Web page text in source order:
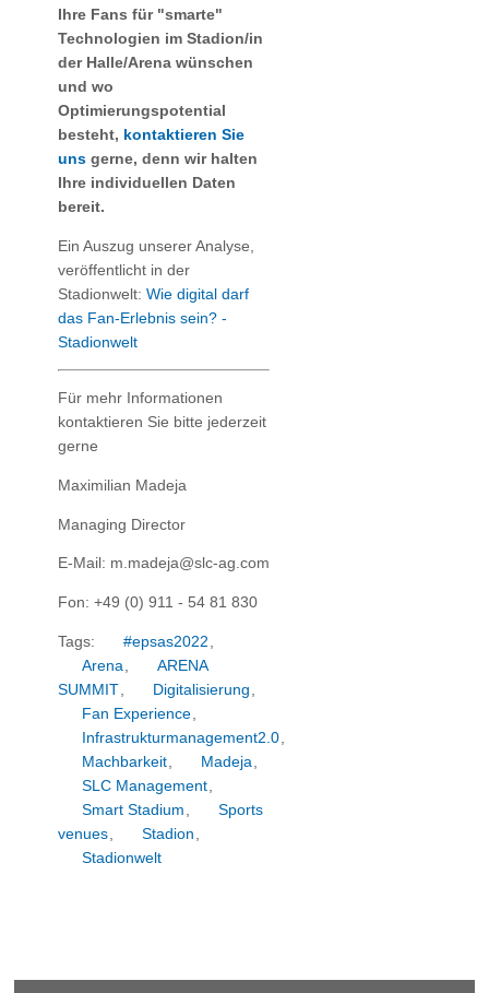
Ihre Fans für "smarte"
Technologien im Stadion/in
der Halle/Arena wünschen
und wo
Optimierungspotential
besteht, kontaktieren Sie
uns gerne, denn wir halten
Ihre individuellen Daten
bereit.
Ein Auszug unserer Analyse,
veröffentlicht in der
Stadionwelt:Wie digital darf
das Fan-Erlebnis sein? -
Stadionwelt
Für mehr Informationen
kontaktieren Sie bitte jederzeit
gerne
Maximilian Madeja
Managing Director
E-Mail: m.madeja@slc-ag.com
Fon: +49 (0) 911 - 54 81 830
Tags: #epsas2022
Arena
ARENA
SUMMIT
Digitalisierung
Fan Experience
Infrastrukturmanagement2.0
Machbarkeit
Madeja
SLC Management
Smart Stadium
Sports
venues
Stadion
Stadionwelt